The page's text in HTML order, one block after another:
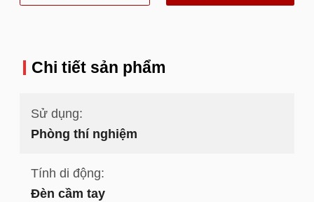
Chi tiết sản phẩm
Sử dụng:
Phòng thí nghiệm
Tính di động:
Đèn cầm tay